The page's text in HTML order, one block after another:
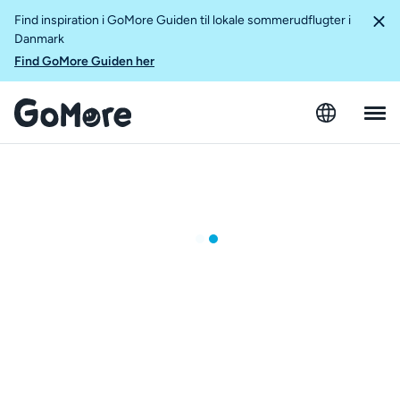
Find inspiration i GoMore Guiden til lokale sommerudflugter i
Danmark
Find GoMore Guiden her